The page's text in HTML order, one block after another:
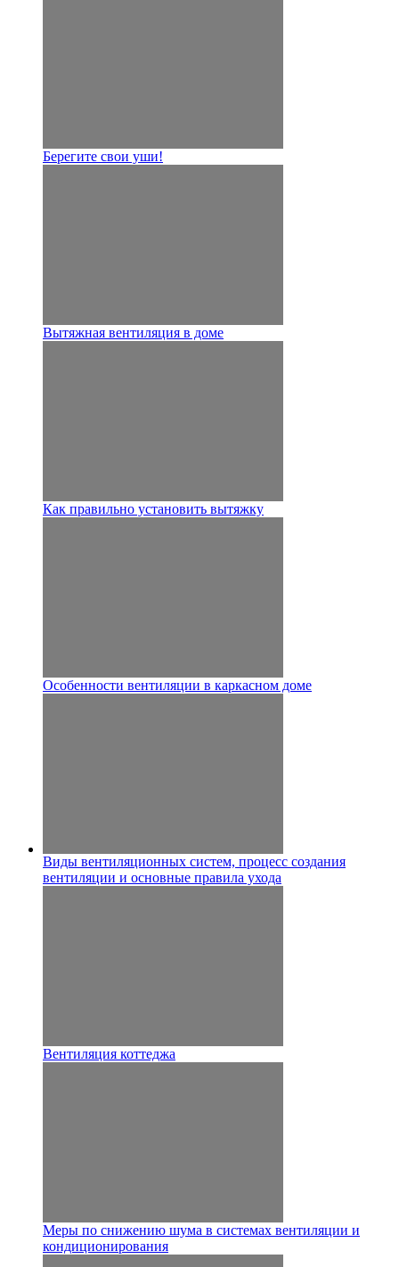
Берегите свои уши!
Вытяжная вентиляция в доме
Как правильно установить вытяжку
Особенности вентиляции в каркасном доме
Виды вентиляционных систем, процесс создания
вентиляции и основные правила ухода
Вентиляция коттеджа
Меры по снижению шума в системах вентиляции и
кондиционирования